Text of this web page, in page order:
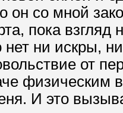
он со мной
пока взгляд
нет ни искры,
от
физическим
И это